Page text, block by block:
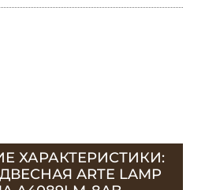
ХАРАКТЕРИСТИКИ:
ARTE LAMP